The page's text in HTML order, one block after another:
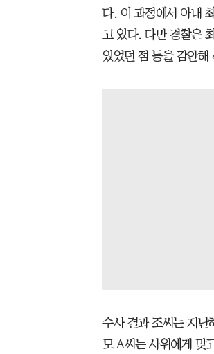
다. 이 과정에서 아내
고 있다. 다만 경찰은
있었던 점 등을 감안해
수사 결과 조씨는 지난
모 A씨는 사위에게 맞